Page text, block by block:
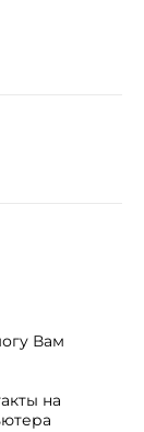
Вам
на